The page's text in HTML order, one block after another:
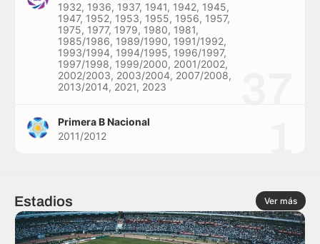
1932, 1936, 1937, 1941, 1942, 1945,
1947, 1952, 1953, 1955, 1956, 1957,
1975, 1977, 1979, 1980, 1981,
1985/1986, 1989/1990, 1991/1992,
1993/1994, 1994/1995, 1996/1997,
1997/1998, 1999/2000, 2001/2002,
2002/2003, 2003/2004, 2007/2008,
2013/2014, 2021, 2023
Primera B Nacional
2011/2012
Estadios Ver más